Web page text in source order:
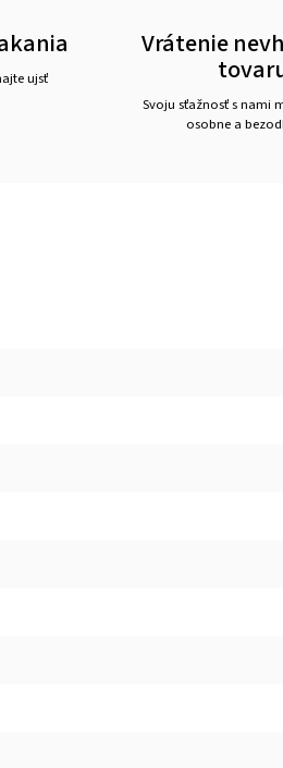
ujsť
Vrátenie
Svoju sťažnosť s nami
osobne a